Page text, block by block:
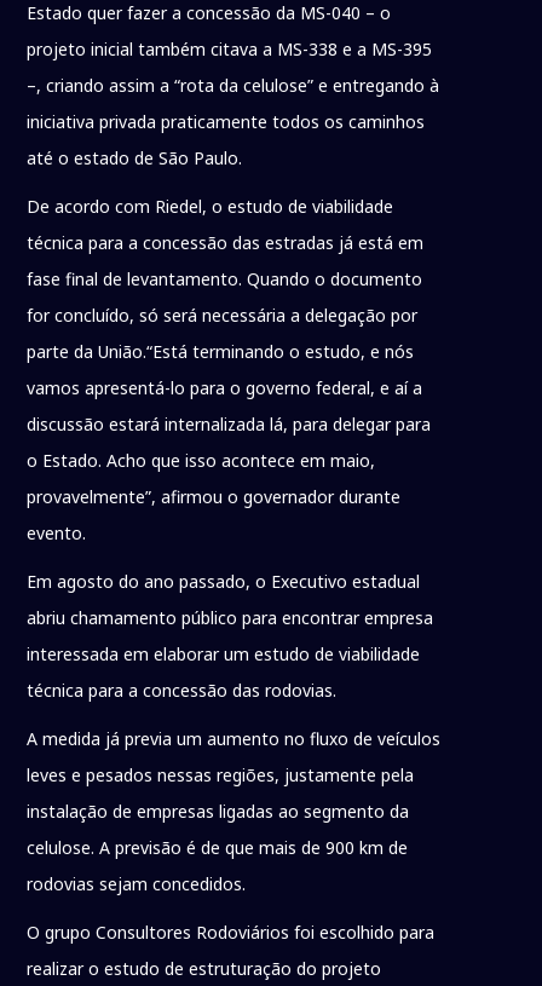
Estado quer fazer a concessão da MS-040 – o
projeto inicial também citava a MS-338 e a MS-395
–, criando assim a “rota da celulose” e entregando à
iniciativa privada praticamente todos os caminhos
até o estado de São Paulo.
De acordo com Riedel, o estudo de viabilidade
técnica para a concessão das estradas já está em
fase final de levantamento. Quando o documento
for concluído, só será necessária a delegação por
parte da União.“Está terminando o estudo, e nós
vamos apresentá-lo para o governo federal, e aí a
discussão estará internalizada lá, para delegar para
o Estado. Acho que isso acontece em maio,
provavelmente”, afirmou o governador durante
evento.
Em agosto do ano passado, o Executivo estadual
abriu chamamento público para encontrar empresa
interessada em elaborar um estudo de viabilidade
técnica para a concessão das rodovias.
A medida já previa um aumento no fluxo de veículos
leves e pesados nessas regiões, justamente pela
instalação de empresas ligadas ao segmento da
celulose. A previsão é de que mais de 900 km de
rodovias sejam concedidos.
O grupo Consultores Rodoviários foi escolhido para
realizar o estudo de estruturação do projeto